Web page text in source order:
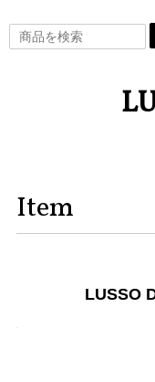
Item
LUSSO